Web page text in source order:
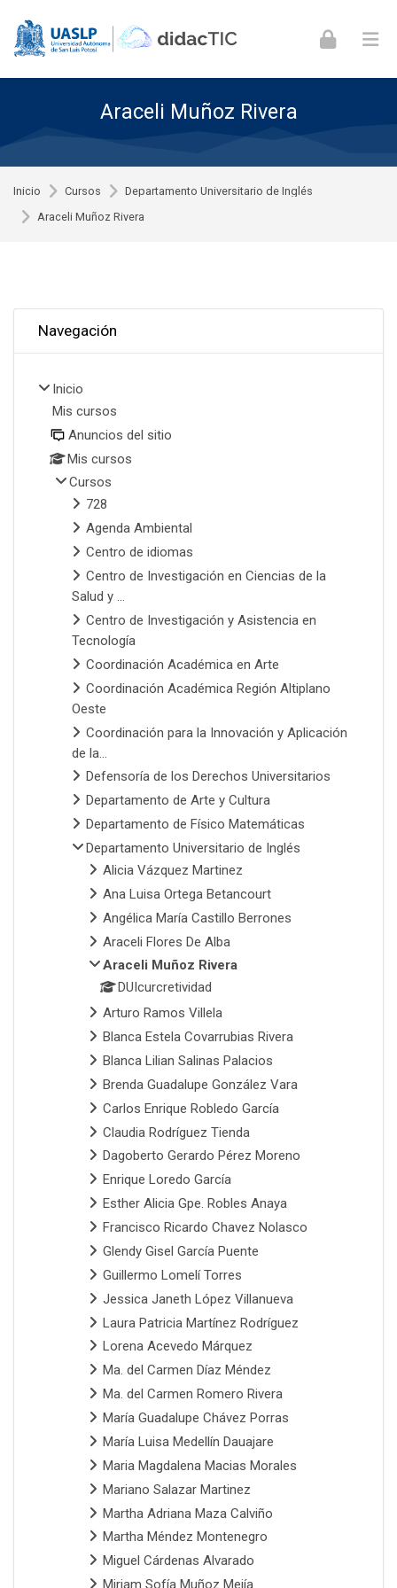
Araceli Muñoz Rivera
Inicio Cursos
Departamento Universitario de Inglés
Araceli Muñoz Rivera
Navegación
Inicio
Mis cursos
Anuncios del sitio
Mis cursos
Cursos
728
Agenda Ambiental
Centro de idiomas
Centro de Investigación en Ciencias de la
Salud y ...
Centro de Investigación y Asistencia en
Tecnología
Coordinación Académica en Arte
Coordinación Académica Región Altiplano
Oeste
Coordinación para la Innovación y Aplicación
de la...
Defensoría de los Derechos Universitarios
Departamento de Arte y Cultura
Departamento de Físico Matemáticas
Departamento Universitario de Inglés
Alicia Vázquez Martinez
Ana Luisa Ortega Betancourt
Angélica María Castillo Berrones
Araceli Flores De Alba
Araceli Muñoz Rivera
DUIcurcretividad
Arturo Ramos Villela
Blanca Estela Covarrubias Rivera
Blanca Lilian Salinas Palacios
Brenda Guadalupe González Vara
Carlos Enrique Robledo García
Claudia Rodríguez Tienda
Dagoberto Gerardo Pérez Moreno
Enrique Loredo García
Esther Alicia Gpe. Robles Anaya
Francisco Ricardo Chavez Nolasco
Glendy Gisel García Puente
Guillermo Lomelí Torres
Jessica Janeth López Villanueva
Laura Patricia Martínez Rodríguez
Lorena Acevedo Márquez
Ma. del Carmen Díaz Méndez
Ma. del Carmen Romero Rivera
María Guadalupe Chávez Porras
María Luisa Medellín Dauajare
Maria Magdalena Macias Morales
Mariano Salazar Martinez
Martha Adriana Maza Calviño
Martha Méndez Montenegro
Miguel Cárdenas Alvarado
Miriam Sofía Muñoz Mejía